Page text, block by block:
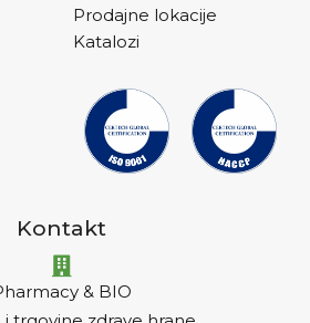
Prodajne lokacije
Katalozi
Kontakt
& BIO